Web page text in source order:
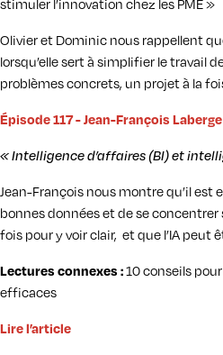
stimuler l’innovation chez les PME »
Olivier et Dominic nous rappellent
lorsqu’elle sert à simplifier le travail
problèmes concrets, un projet à la
Épisode 117 - Jean-François Laberge
« Intelligence d’affaires (BI) et
Jean-François nous montre qu’il est
bonnes données et de se
fois pour y voir clair, et que l’IA peut
Lectures connexes :10 conseils
efficaces
Lire l’article